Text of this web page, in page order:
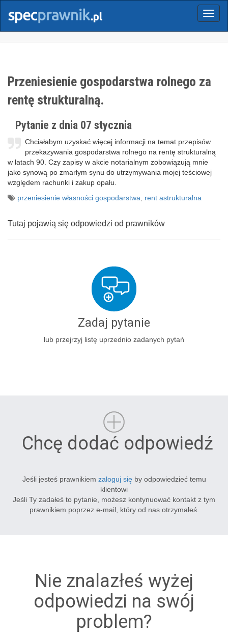
Menu
Przeniesienie gospodarstwa rolnego za
rentę strukturalną.
Pytanie z dnia 07 stycznia
Chciałabym uzyskać więcej informacji na temat przepisów
przekazywania gospodarstwa rolnego na rentę strukturalną
w latach 90. Czy zapisy w akcie notarialnym zobowiązują mnie
jako synową po zmarłym synu do utrzymywania mojej teściowej
względem rachunki i zakup opału.
przeniesienie własności gospodarstwa
rent astrukturalna
Tutaj pojawią się odpowiedzi od prawników
Zadaj pytanie
lub przejrzyj listę uprzednio zadanych pytań
Chcę dodać odpowiedź
Jeśli jesteś prawnikiem zaloguj się by odpowiedzieć temu
klientowi
Jeśli Ty zadałeś to pytanie, możesz kontynuować kontakt z tym
prawnikiem poprzez e-mail, który od nas otrzymałeś.
Nie znalazłeś wyżej
odpowiedzi na swój
problem?